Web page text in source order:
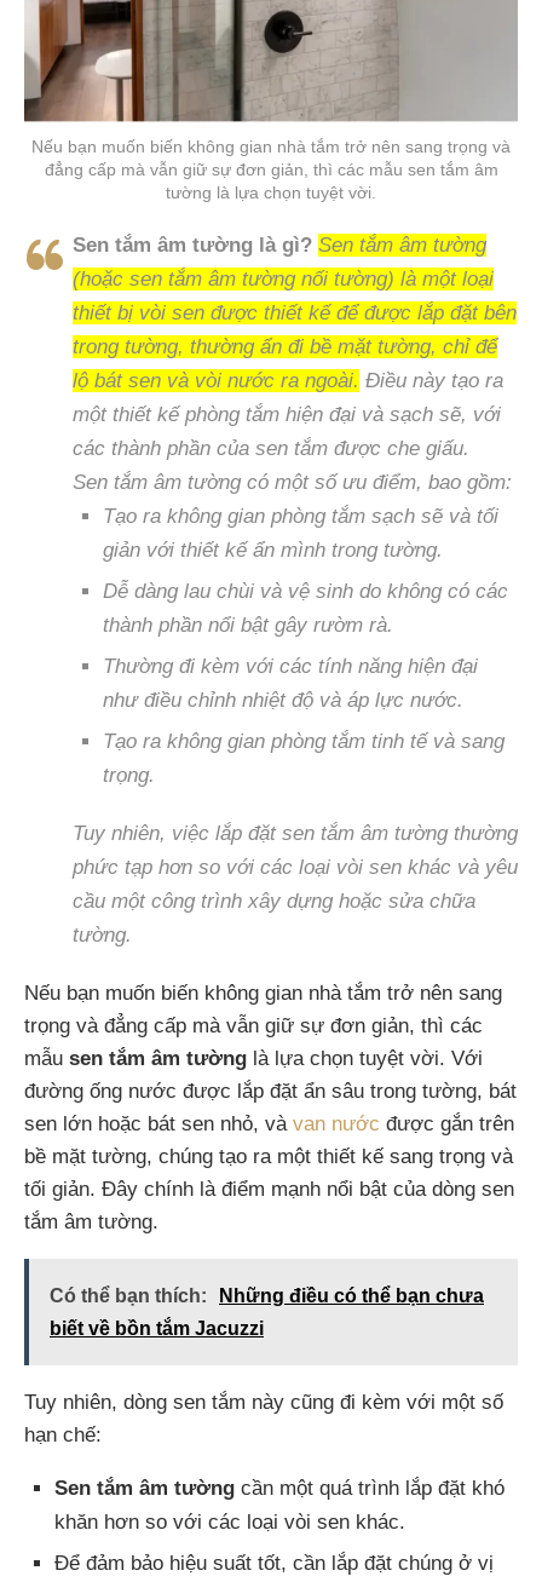
Nếu bạn muốn biến không gian nhà tắm trở nên sang trọng và
đẳng cấp mà vẫn giữ sự đơn giản, thì các mẫu sen tắm âm
tường là lựa chọn tuyệt vời.
Sen tắm âm tường là gì? Sen tắm âm tường
(hoặc sen tắm âm tường nối tường) là một loại
thiết bị vòi sen được thiết kế để được lắp đặt bên
trong tường, thường ẩn đi bề mặt tường, chỉ để
lộ bát sen và vòi nước ra ngoài. Điều này tạo ra
một thiết kế phòng tắm hiện đại và sạch sẽ, với
các thành phần của sen tắm được che giấu.
Sen tắm âm tường có một số ưu điểm, bao gồm:
Tạo ra không gian phòng tắm sạch sẽ và tối
giản với thiết kế ẩn mình trong tường.
Dễ dàng lau chùi và vệ sinh do không có các
thành phần nổi bật gây rườm rà.
Thường đi kèm với các tính năng hiện đại
như điều chỉnh nhiệt độ và áp lực nước.
Tạo ra không gian phòng tắm tinh tế và sang
trọng.
Tuy nhiên, việc lắp đặt sen tắm âm tường thường
phức tạp hơn so với các loại vòi sen khác và yêu
cầu một công trình xây dựng hoặc sửa chữa
tường.
Nếu bạn muốn biến không gian nhà tắm trở nên sang
trọng và đẳng cấp mà vẫn giữ sự đơn giản, thì các
mẫu sen tắm âm tường là lựa chọn tuyệt vời. Với
đường ống nước được lắp đặt ẩn sâu trong tường, bát
sen lớn hoặc bát sen nhỏ, và van nước được gắn trên
bề mặt tường, chúng tạo ra một thiết kế sang trọng và
tối giản. Đây chính là điểm mạnh nổi bật của dòng sen
tắm âm tường.
Có thể bạn thích:
Những điều có thể bạn chưa
biết về bồn tắm Jacuzzi
Tuy nhiên, dòng sen tắm này cũng đi kèm với một số
hạn chế:
Sen tắm âm tường cần một quá trình lắp đặt khó
khăn hơn so với các loại vòi sen khác.
Để đảm bảo hiệu suất tốt, cần lắp đặt chúng ở vị